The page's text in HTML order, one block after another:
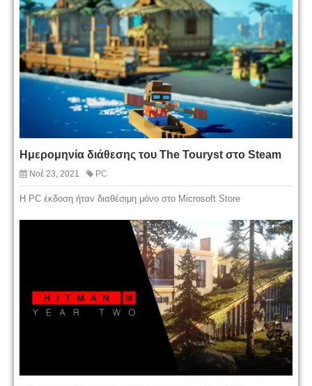
Ημερομηνία διάθεσης του The Touryst στο Steam
Νοέ 23, 2021 PC
Η PC έκδοση ήταν διαθέσιμη μόνο στο Microsoft Store